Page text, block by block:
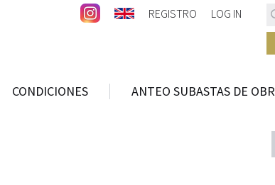
REGISTRO LOG IN
CONDICIONES ANTEO SUBASTAS DE